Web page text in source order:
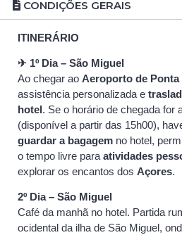
CONDIÇÕES GERAIS
ITINERÁRIO
✈ 1º Dia – São Miguel
Ao chegar ao Aeroporto de Ponta
assistência personalizada e
hotel. Se o horário de chegada for
(disponível a partir das 15h00),
guardar a bagagem no hotel,
o tempo livre para atividades
explorar os encantos dos Açores.
2º Dia – São Miguel
Café da manhã no hotel. Partida
ocidental da ilha de São Miguel,